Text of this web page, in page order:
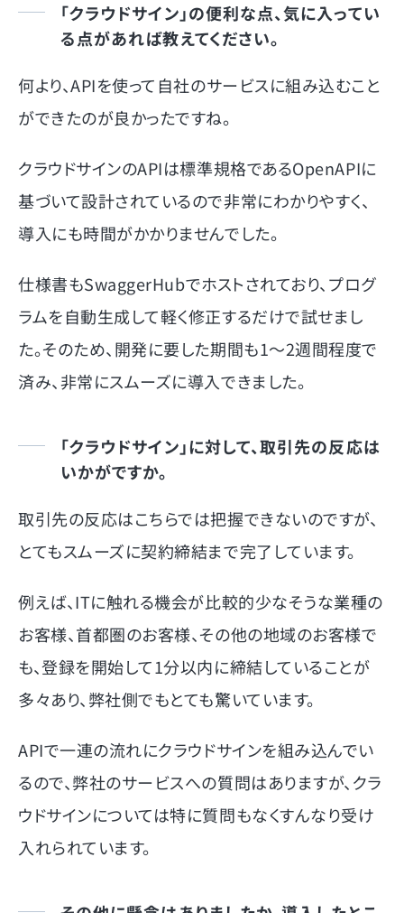
「クラウドサイン」の便利な点、気に入ってい
る点があれば教えてください。
何より、APIを使って自社のサービスに組み込むこと
ができたのが良かったですね。
クラウドサインのAPIは標準規格であるOpenAPIに
基づいて設計されているので非常にわかりやすく、
導入にも時間がかかりませんでした。
仕様書もSwaggerHubでホストされており、プログ
ラムを自動生成して軽く修正するだけで試せまし
た。そのため、開発に要した期間も1〜2週間程度で
済み、非常にスムーズに導入できました。
「クラウドサイン」に対して、取引先の反応は
いかがですか。
取引先の反応はこちらでは把握できないのですが、
とてもスムーズに契約締結まで完了しています。
例えば、ITに触れる機会が比較的少なそうな業種の
お客様、首都圏のお客様、その他の地域のお客様で
も、登録を開始して1分以内に締結していることが
多々あり、弊社側でもとても驚いています。
APIで一連の流れにクラウドサインを組み込んでい
るので、弊社のサービスへの質問はありますが、クラ
ウドサインについては特に質問もなくすんなり受け
入れられています。